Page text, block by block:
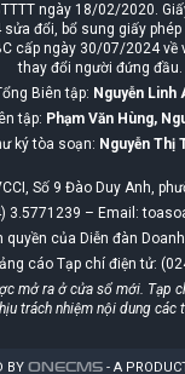
ngày 18/02/2020.
đổi, bổ sung giấy phép
cấp ngày 30/07/2024
thay đổi người đứng đầu.
Biên tập: Nguyễn Linh
tập: Phạm Văn Hùng,
ký tòa soạn: Nguyễn Thị
Số 9 Đào Duy Anh,
3.5771239 – Email:
quyền của Diễn đàn
cáo Tạp chí điện tử:
mở ra ở cửa sổ mới. Tạp
trách nhiệm nội dung các
BY ONECMS- A